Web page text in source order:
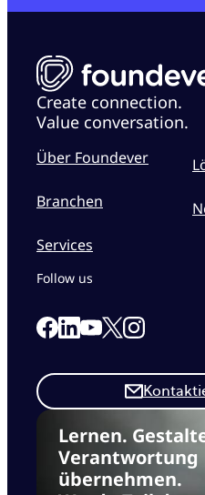
Create connection.
Value conversation.
Über Foundever
Branchen
Services
Lernen.
Verantwortung
übernehmen.
Follow us
Link to our Facebook
Link to our Linkedin
Link to our
Link to our X
Link to our